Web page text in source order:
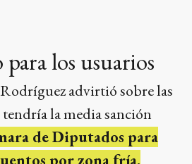
los usuarios
advirtió sobre las
la media sanción
de Diputados para